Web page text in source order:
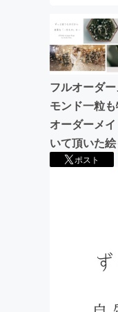
フルオーダ
モンド一粒
オーダーメ
いて頂いた
ポスト